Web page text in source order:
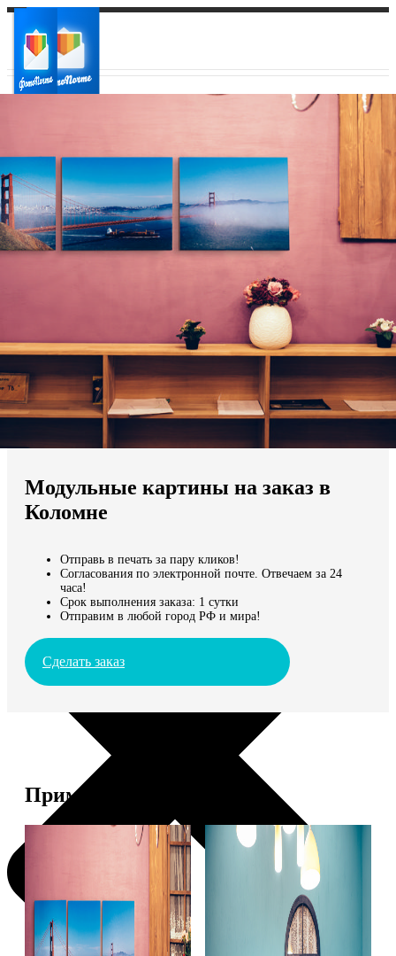
Ваш город:
Ваш регион доставки
Выберите из списка:
Мы доставляем по всему миру
Продолжить без города
Модульные картины на заказ в
Коломне
Отправь в печать за пару кликов!
Согласования по электронной почте. Отвечаем за 24
часа!
Срок выполнения заказа: 1 сутки
Отправим в любой город РФ и мира!
Сделать заказ
Примеры работ